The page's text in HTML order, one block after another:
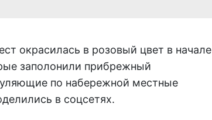
окрасилась в розовый цвет в начале
заполонили прибрежный
по набережной местные
в соцсетях.